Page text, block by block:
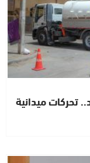
تحركات ميدانية